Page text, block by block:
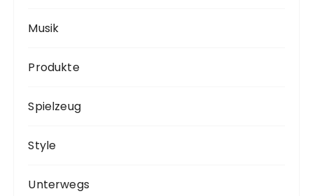
Musik
Produkte
Spielzeug
Style
Unterwegs